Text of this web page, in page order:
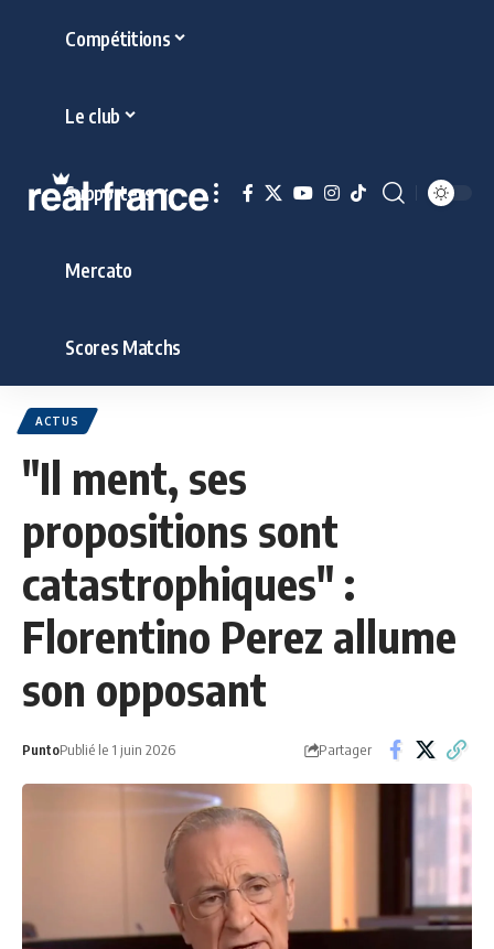
Compétitions
Le club
Supporters
Mercato
Scores Matchs
ACTUS
"Il ment, ses
propositions sont
catastrophiques" :
Florentino Perez allume
son opposant
PuntoPublié le 1 juin 2026 Partager